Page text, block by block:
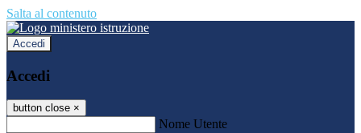
Salta al contenuto
Accedi
Accedi
button close ×
Nome Utente